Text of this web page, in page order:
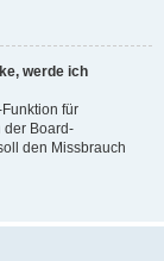
werde ich
für
der Board-
den Missbrauch